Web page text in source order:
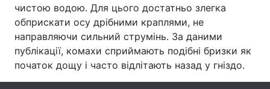
Екологія Регіони
Лонгріди
Відео з Youtube
чистою водою. Для цього достатньо злегка
обприскати осу дрібними краплями, не
направляючи сильний струмінь. За даними
публікації, комахи сприймають подібні бризки як
початок дощу і часто відлітають назад у гніздо.